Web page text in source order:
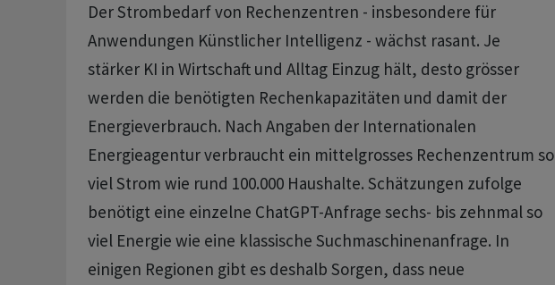
Der Strombedarf von Rechenzentren - insbesondere für
Anwendungen Künstlicher Intelligenz - wächst rasant. Je
stärker KI in Wirtschaft und Alltag Einzug hält, desto grösser
werden die benötigten Rechenkapazitäten und damit der
Energieverbrauch. Nach Angaben der Internationalen
Energieagentur verbraucht ein mittelgrosses Rechenzentrum so
viel Strom wie rund 100.000 Haushalte. Schätzungen zufolge
benötigt eine einzelne ChatGPT-Anfrage sechs- bis zehnmal so
viel Energie wie eine klassische Suchmaschinenanfrage. In
einigen Regionen gibt es deshalb Sorgen, dass neue